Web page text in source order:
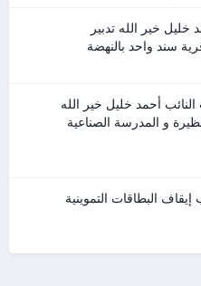
خير الله تدبير
سند واحد بالنهضة
أحمد خليل خير الله
و المدرسة الصناعية
البطاقات التموينية